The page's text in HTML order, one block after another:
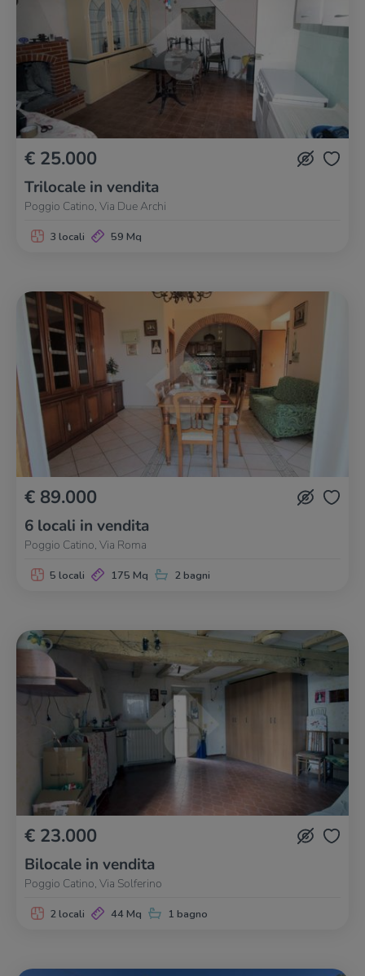
€ 25.000
Trilocale in vendita
Poggio Catino, Via Due Archi
3 locali 59 Mq
€ 89.000
6 locali in vendita
Poggio Catino, Via Roma
5 locali 175 Mq 2 bagni
€ 23.000
Bilocale in vendita
Poggio Catino, Via Solferino
2 locali 44 Mq 1 bagno